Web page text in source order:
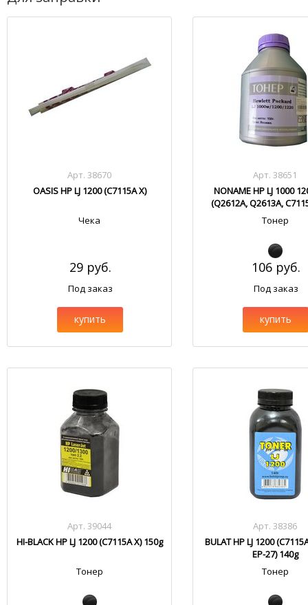
Арт. 38670
OASIS HP LJ 1200 (C7115A X)
Чека
29 руб.
Под заказ
купить
Арт. 38651
NONAME HP LJ 1000
(Q2612A, Q2613A,
Тонер
106 руб.
Под заказ
купить
Арт. 39044
HI-BLACK HP LJ 1200 (C7115A X) 150g
Тонер
Арт. 38386
BULAT HP LJ 1200
EP-27) 140g
Тонер